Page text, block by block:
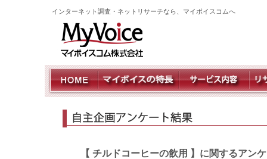
インターネット調査・ネットリサーチなら、マイボイスコムへ
【 チルドコーヒーの飲用 】に関するアン